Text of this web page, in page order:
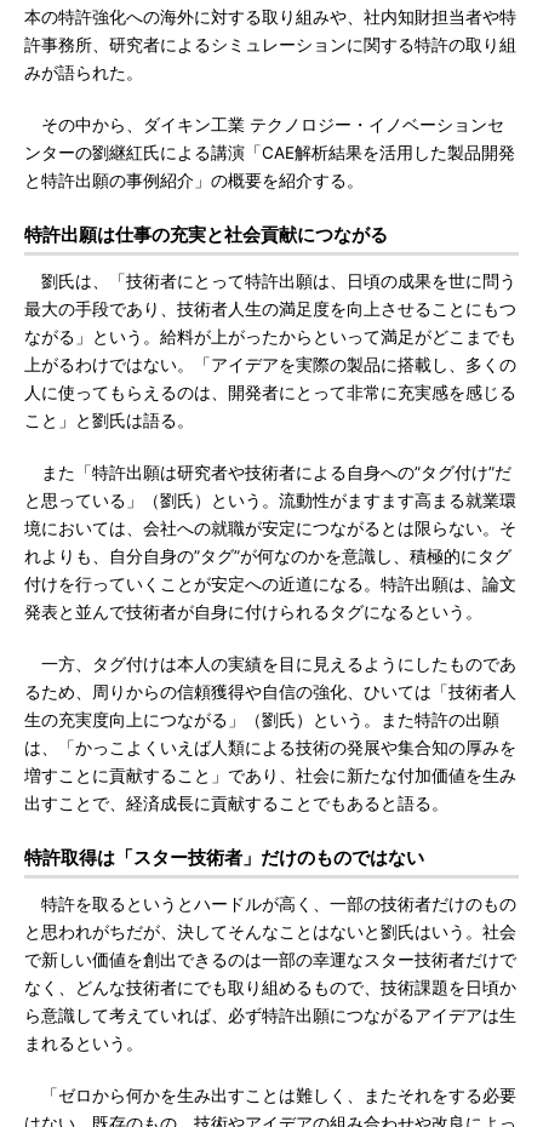
本の特許強化への海外に対する取り組みや、社内知財担当者や特
許事務所、研究者によるシミュレーションに関する特許の取り組
みが語られた。
その中から、ダイキン工業 テクノロジー・イノベーションセ
ンターの劉継紅氏による講演「CAE解析結果を活用した製品開発
と特許出願の事例紹介」の概要を紹介する。
特許出願は仕事の充実と社会貢献につながる
劉氏は、「技術者にとって特許出願は、日頃の成果を世に問う
最大の手段であり、技術者人生の満足度を向上させることにもつ
ながる」という。給料が上がったからといって満足がどこまでも
上がるわけではない。「アイデアを実際の製品に搭載し、多くの
人に使ってもらえるのは、開発者にとって非常に充実感を感じる
こと」と劉氏は語る。
また「特許出願は研究者や技術者による自身への”タグ付け”だ
と思っている」（劉氏）という。流動性がますます高まる就業環
境においては、会社への就職が安定につながるとは限らない。そ
れよりも、自分自身の”タグ”が何なのかを意識し、積極的にタグ
付けを行っていくことが安定への近道になる。特許出願は、論文
発表と並んで技術者が自身に付けられるタグになるという。
一方、タグ付けは本人の実績を目に見えるようにしたものであ
るため、周りからの信頼獲得や自信の強化、ひいては「技術者人
生の充実度向上につながる」（劉氏）という。また特許の出願
は、「かっこよくいえば人類による技術の発展や集合知の厚みを
増すことに貢献すること」であり、社会に新たな付加価値を生み
出すことで、経済成長に貢献することでもあると語る。
特許取得は「スター技術者」だけのものではない
特許を取るというとハードルが高く、一部の技術者だけのもの
と思われがちだが、決してそんなことはないと劉氏はいう。社会
で新しい価値を創出できるのは一部の幸運なスター技術者だけで
なく、どんな技術者にでも取り組めるもので、技術課題を日頃か
ら意識して考えていれば、必ず特許出願につながるアイデアは生
まれるという。
「ゼロから何かを生み出すことは難しく、またそれをする必要